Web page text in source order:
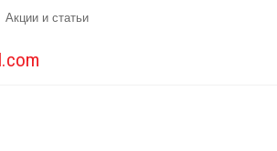
Акции и статьи